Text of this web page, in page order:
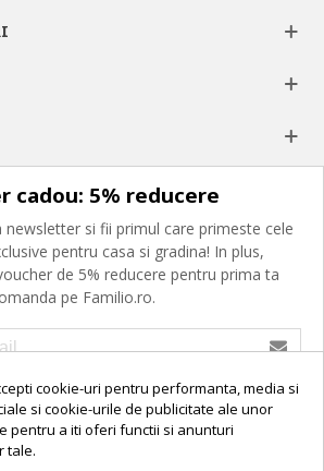
cadou: 5% reducere
si fii primul care primeste cele
pentru casa si gradina! In plus,
de 5% reducere pentru prima ta
pe Familio.ro.
16 ani, am citit, am inteles si imi exprim
prelucrarea datelor cu caracter personal,
si termenii si conditiile de utilizare.
cookie-uri pentru performanta, media si
si cookie-urile de publicitate ale unor
pentru a iti oferi functii si anunturi
tale.